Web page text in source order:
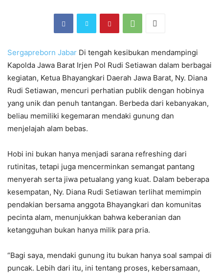
Sergapreborn Jabar Di tengah kesibukan mendampingi
Kapolda Jawa Barat Irjen Pol Rudi Setiawan dalam berbagai
kegiatan, Ketua Bhayangkari Daerah Jawa Barat, Ny. Diana
Rudi Setiawan, mencuri perhatian publik dengan hobinya
yang unik dan penuh tantangan. Berbeda dari kebanyakan,
beliau memiliki kegemaran mendaki gunung dan
menjelajah alam bebas.
Hobi ini bukan hanya menjadi sarana refreshing dari
rutinitas, tetapi juga mencerminkan semangat pantang
menyerah serta jiwa petualang yang kuat. Dalam beberapa
kesempatan, Ny. Diana Rudi Setiawan terlihat memimpin
pendakian bersama anggota Bhayangkari dan komunitas
pecinta alam, menunjukkan bahwa keberanian dan
ketangguhan bukan hanya milik para pria.
“Bagi saya, mendaki gunung itu bukan hanya soal sampai di
puncak. Lebih dari itu, ini tentang proses, kebersamaan,